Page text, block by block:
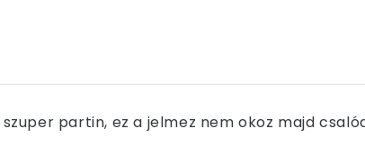
partin, ez a jelmez nem okoz majd